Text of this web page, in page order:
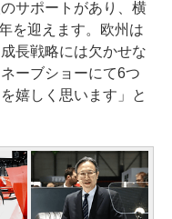
サポートがあり、横
を迎えます。欧州は
長戦略には欠かせな
ーブショーにて6つ
嬉しく思います」と